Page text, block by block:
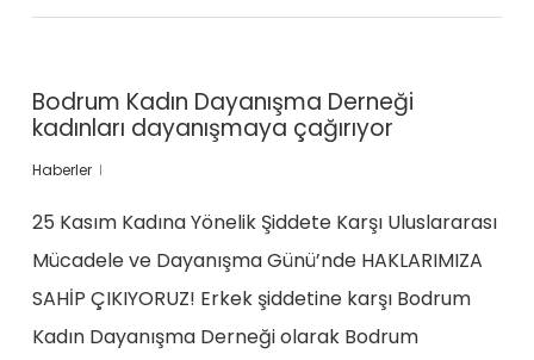
Bodrum Kadın Dayanışma Derneği
kadınları dayanışmaya çağırıyor
Haberler
25 Kasım Kadına Yönelik Şiddete Karşı Uluslararası
Mücadele ve Dayanışma Günü’nde HAKLARIMIZA
SAHİP ÇIKIYORUZ! Erkek şiddetine karşı Bodrum
Kadın Dayanışma Derneği olarak Bodrum